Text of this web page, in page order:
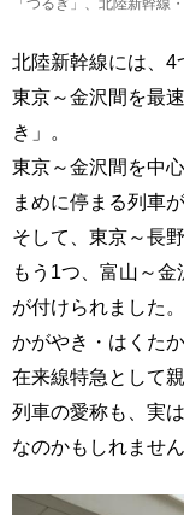
「つるぎ」、北陸新幹線
北陸新幹線には、4
東京～金沢間を最
き」。
東京～金沢間を中
まめに停まる列車
そして、東京～長
もう1つ、富山～
が付けられました。
かがやき・はくた
在来線特急として
列車の愛称も、実
なのかもしれません